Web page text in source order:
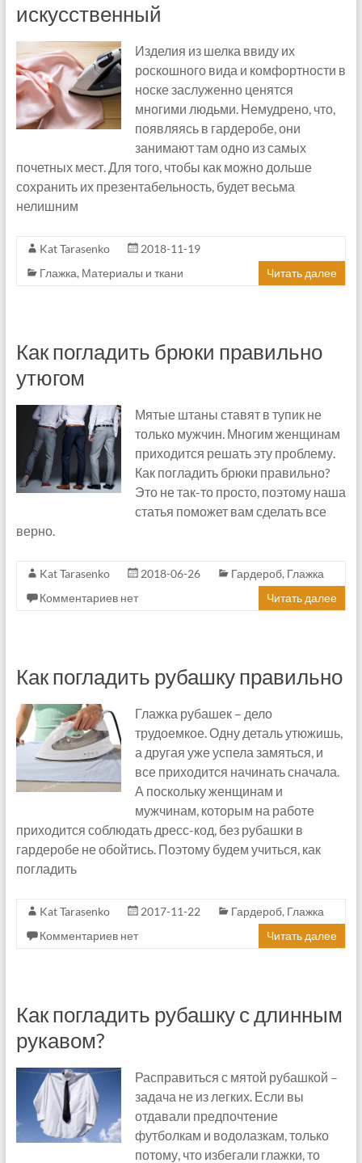
искусственный
Изделия из шелка ввиду их
роскошного вида и комфортности в
носке заслуженно ценятся
многими людьми. Немудрено, что,
появляясь в гардеробе, они
занимают там одно из самых
почетных мест. Для того, чтобы как можно дольше
сохранить их презентабельность, будет весьма
нелишним
Kat Tarasenko
2018-11-19
Глажка, Материалы и ткани Читать далее
Как погладить брюки правильно
утюгом
Мятые штаны ставят в тупик не
только мужчин. Многим женщинам
приходится решать эту проблему.
Как погладить брюки правильно?
Это не так-то просто, поэтому наша
статья поможет вам сделать все
верно.
Kat Tarasenko 2018-06-26 Гардероб, Глажка
Комментариев нет
Читать далее
Как погладить рубашку правильно
Глажка рубашек – дело
трудоемкое. Одну деталь утюжишь,
а другая уже успела замяться, и
все приходится начинать сначала.
А поскольку женщинам и
мужчинам, которым на работе
приходится соблюдать дресс-код, без рубашки в
гардеробе не обойтись. Поэтому будем учиться, как
погладить
Kat Tarasenko 2017-11-22 Гардероб, Глажка
Комментариев нет
Читать далее
Как погладить рубашку с длинным
рукавом?
Расправиться с мятой рубашкой –
задача не из легких. Если вы
отдавали предпочтение
футболкам и водолазкам, только
потому, что избегали глажки, то